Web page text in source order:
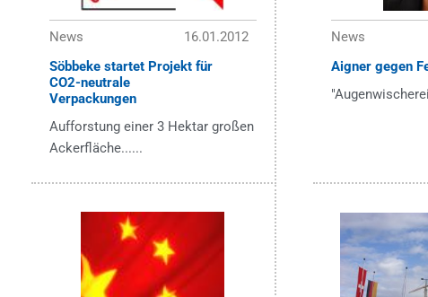
News
16.01.2012
Söbbeke startet Projekt für
CO2-neutrale
Verpackungen
Aufforstung einer 3 Hektar großen
Ackerfläche......
News
Aigner gegen